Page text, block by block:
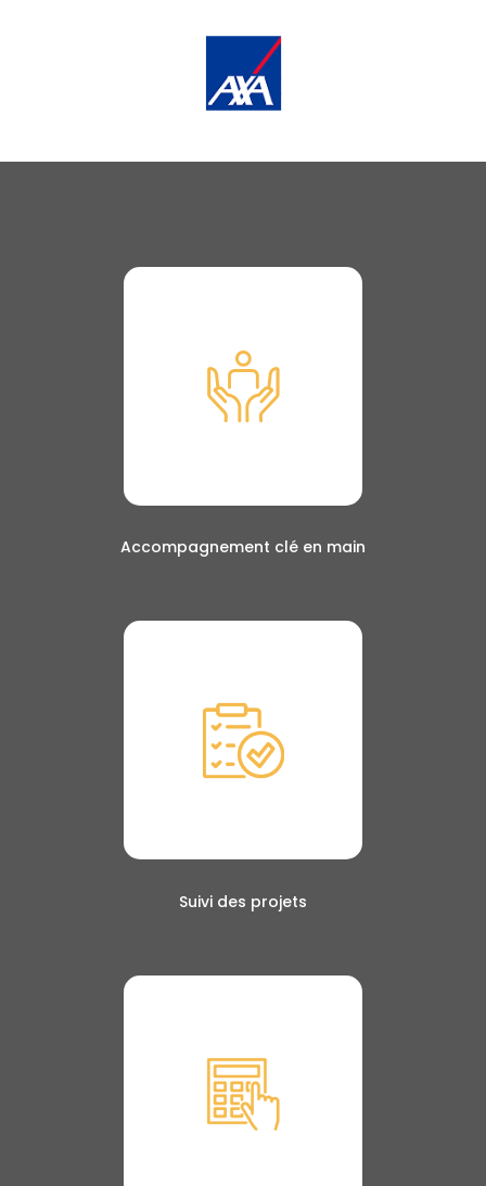
Accompagnement clé en main
Suivi des projets